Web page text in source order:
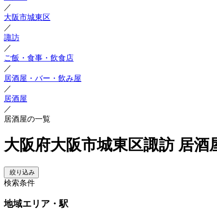
／
大阪市城東区
／
諏訪
／
ご飯・食事・飲食店
／
居酒屋・バー・飲み屋
／
居酒屋
／
居酒屋の一覧
大阪府大阪市城東区諏訪 居酒
絞り込み
検索条件
地域エリア・駅